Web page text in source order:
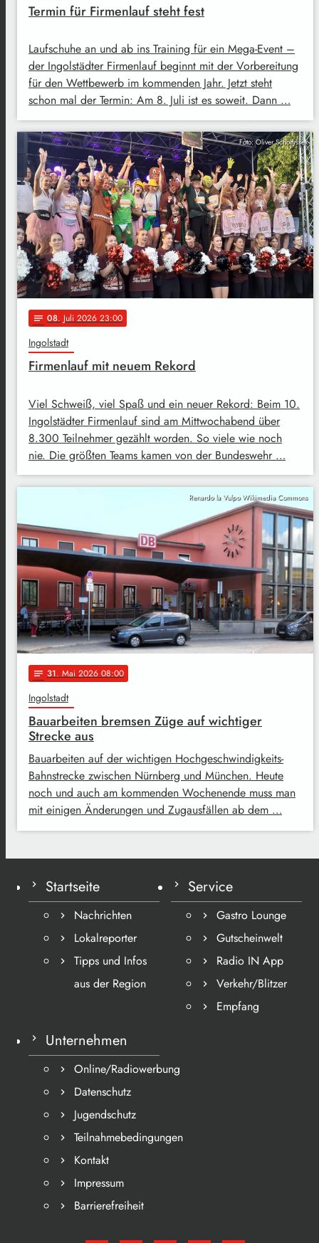
Termin für Firmenlauf steht fest
Laufschuhe an und ab ins Training für ein Mega-Event –
der Ingolstädter Firmenlauf beginnt mit der Vorbereitung
für den Wettbewerb im kommenden Jahr. Jetzt steht
schon mal der Termin: Am 8. Juli ist es soweit. Dann …
Foto: Oliver Scholtyssek
notes 08. Juli 2026 23:00
Ingolstadt
Firmenlauf mit neuem Rekord
Viel Schweiß, viel Spaß und ein neuer Rekord: Beim 10.
Ingolstädter Firmenlauf sind am Mittwochabend über
8.300 Teilnehmer gezählt worden. So viele wie noch
nie. Die größten Teams kamen von der Bundeswehr …
Renardo la Vulpo Wikimedia Commons
notes 31. Mai 2026 08:00
Ingolstadt
Bauarbeiten bremsen Züge auf wichtiger
Strecke aus
Bauarbeiten auf der wichtigen Hochgeschwindigkeits-
Bahnstrecke zwischen Nürnberg und München. Heute
noch und auch am kommenden Wochenende muss man
mit einigen Änderungen und Zugausfällen ab dem …
Startseite
Nachrichten
Lokalreporter
Tipps und Infos
aus der Region
Service
Gastro Lounge
Gutscheinwelt
Radio IN App
Verkehr/Blitzer
Empfang
Unternehmen
Online/Radiowerbung
Datenschutz
Jugendschutz
Teilnahmebedingungen
Kontakt
Impressum
Barrierefreiheit